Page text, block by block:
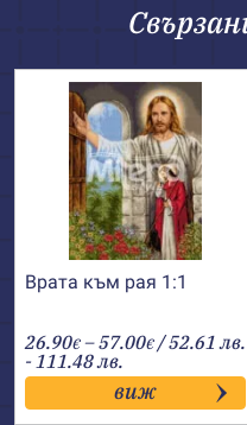
Врата към рая 1:1
26.90€ –57.00€Price
range:
26.90€
through
57.00€
/ 52.61 лв.
- 111.48 лв.
виж